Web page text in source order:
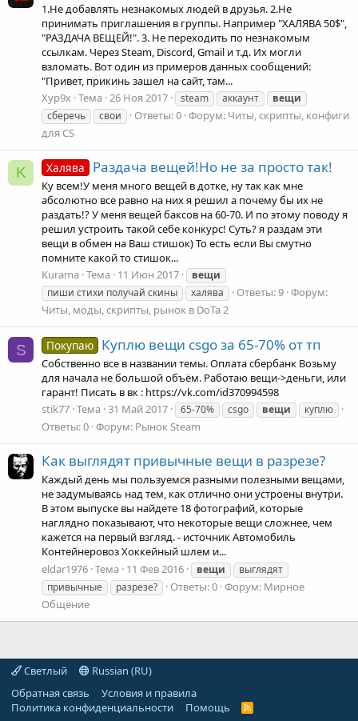
1.Не добавлять незнакомых людей в друзья. 2.Не
принимать приглашения в группы. Например "ХАЛЯВА 50$",
"РАЗДАЧА ВЕЩЕЙ!". 3. Не переходить по незнакомым
ссылкам. Через Steam, Discord, Gmail и т.д. Их могли
взломать. Вот один из примеров данных сообщений:
"Привет, прикинь зашел на сайт, там...
Xyp9x Тема 26 Ноя 2017 steam аккаунт
вещи
сберечь
свои Ответы: 0 Форум: Читы, скрипты, конфиги
для CS
K Халява Раздача вещей!Но не за просто так!
Ку всем!У меня много вещей в дотке, ну так как мне
абсолютно все равно на них я решил а почему бы их не
раздать!? У меня вещей баксов на 60-70. И по этому поводу я
решил устроить такой себе конкурс! Суть? я раздам эти
вещи в обмен на Ваш стишок) То есть если Вы смутно
помните какой то стишок...
Kurama Тема 11 Июн 2017
вещи
пиши стихи получай скины
халява Ответы: 9 Форум:
Читы, моды, скрипты, рынок в DoTa 2
S Покупаю Куплю вещи csgo за 65-70% от тп
Собственно все в названии темы. Оплата сбербанк Возьму
для начала не большой объём. Работаю вещи->деньги, или
гарант! Писать в вк : https://vk.com/id370994598
stik77 Тема 31 Май 2017 65-70% csgo вещи куплю
Ответы: 0 Форум: Рынок Steam
Как выглядят привычные вещи в разрезе?
Каждый день мы пользуемся разными полезными вещами,
не задумываясь над тем, как отлично они устроены внутри.
В этом выпуске вы найдете 18 фотографий, которые
наглядно показывают, что некоторые вещи сложнее, чем
кажется на первый взгляд. - источник Автомобиль
Контейнеровоз Хоккейный шлем и...
eldar1976 Тема 11 Фев 2016 вещи
выглядят
привычные
разрезе? Ответы: 0 Форум: Мирное
Общение
Светлый
Russian (RU)
Обратная связь
Условия и правила
Политика конфиденциальности
Помощь
R